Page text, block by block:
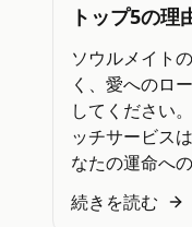
トップ5の理
ソウルメイト
く、愛へのロ
してください
ッチサービス
なたの運命へ
続きを読む